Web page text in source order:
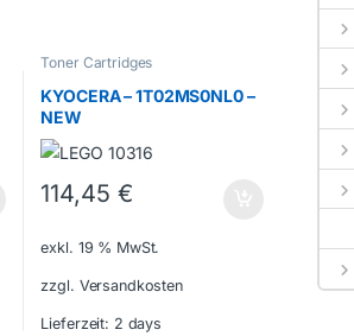
Toner Cartridges
KYOCERA – 1T02MS0NL0 –
NEW
114,45 €
exkl. 19 % MwSt.
zzgl. Versandkosten
Lieferzeit: 2 days